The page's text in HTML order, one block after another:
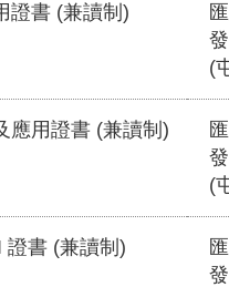
證書 (兼讀制)
(
應用證書 (兼讀制)
(
證書 (兼讀制)